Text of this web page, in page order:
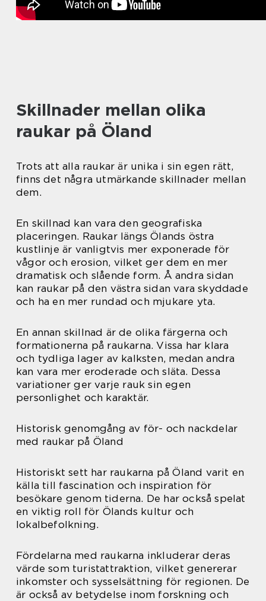
Skillnader mellan olika
raukar på Öland
Trots att alla raukar är unika i sin egen rätt,
finns det några utmärkande skillnader mellan
dem.
En skillnad kan vara den geografiska
placeringen. Raukar längs Ölands östra
kustlinje är vanligtvis mer exponerade för
vågor och erosion, vilket ger dem en mer
dramatisk och slående form. Å andra sidan
kan raukar på den västra sidan vara skyddade
och ha en mer rundad och mjukare yta.
En annan skillnad är de olika färgerna och
formationerna på raukarna. Vissa har klara
och tydliga lager av kalksten, medan andra
kan vara mer eroderade och släta. Dessa
variationer ger varje rauk sin egen
personlighet och karaktär.
Historisk genomgång av för- och nackdelar
med raukar på Öland
Historiskt sett har raukarna på Öland varit en
källa till fascination och inspiration för
besökare genom tiderna. De har också spelat
en viktig roll för Ölands kultur och
lokalbefolkning.
Fördelarna med raukarna inkluderar deras
värde som turistattraktion, vilket genererar
inkomster och sysselsättning för regionen. De
är också av betydelse inom forskning och